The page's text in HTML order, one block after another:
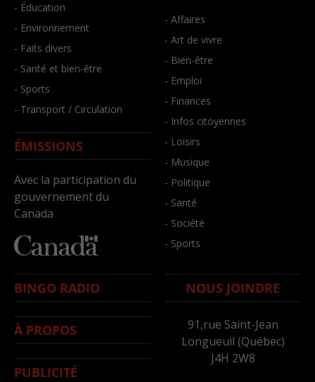
- Éducation
- Environnement
- Faits divers
- Santé et bien-être
- Sports
- Transport / Circulation
ÉMISSIONS
Avec la participation du
gouvernement du
Canada
- Affaires
- Art de vivre
- Bien-être
- Emploi
- Finances
- Infos citoyennes
- Loisirs
- Musique
- Politique
- Santé
- Société
- Sports
BINGO RADIO
À PROPOS
PUBLICITÉ
NOUS JOINDRE
91,rue Saint-Jean
Longueuil (Québec)
J4H 2W8